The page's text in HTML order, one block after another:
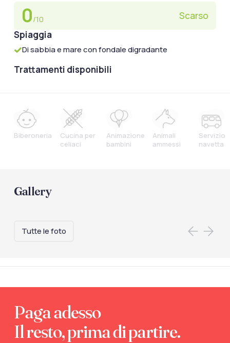
0/10
Scarso
Spiaggia
Di sabbia e mare con fondale digradante
Trattamenti disponibili
Biberoneria
Cucina per
celiaci
Animazione
bambini
Animali
ammessi
Servizio
navetta
Gallery
Tutte le foto
Paga adesso
Il resto, prima di partire.